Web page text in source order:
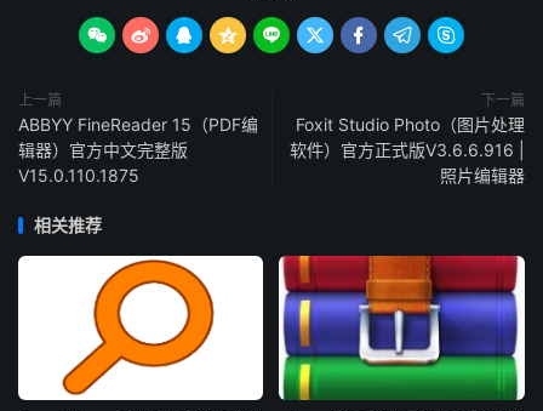
        
上一篇
ABBYY FineReader 15（PDF编
辑器）官方中文完整版
V15.0.110.1875
下一篇
Foxit Studio Photo（图片处理
软件）官方正式版V3.6.6.916 |
照片编辑器
相关推荐